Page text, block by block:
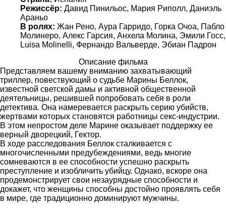
Режиссёр: Давид Пинильос, Мария Риполл, Даниэль
Араньо
В ролях: Жан Рено, Аура Гарридо, Горка Очоа, Пабло
Молинеро, Алекс Гарсия, Анхела Молина, Эмили Госс,
Luisa Molinelli, Фернандо Вальверде, Эбиан Падрон
Описание фильма
Представляем вашему вниманию захватывающий
триллер, повествующий о судьбе Марины Беллок,
известной светской дамы и активной общественной
деятельницы, решившей попробовать себя в роли
детектива. Она намеревается раскрыть серию убийств,
жертвами которых становятся работницы секс-индустрии.
В этом непростом деле Марине оказывает поддержку ее
верный дворецкий, Гектор.
В ходе расследования Беллок сталкивается с
многочисленными предубеждениями, ведь многие
сомневаются в ее способности успешно раскрыть
преступление и изобличить убийцу. Однако, вскоре она
продемонстрирует свои незаурядные способности и
докажет, что женщины способны достойно проявлять себя
в мире, где традиционно доминируют мужчины.